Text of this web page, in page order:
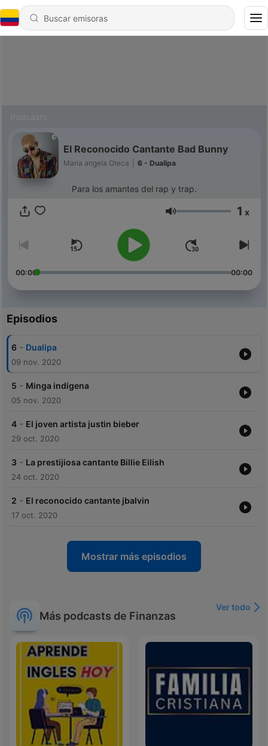
El Reconocido Cantante Bad Bunny
Maria angela Oteca 6 - Dualipa
Para los amantes del rap y trap.
Volumen 1 x
00:00 00:00
Episodios
6 - Dualipa
09 nov. 2020
5 - Minga indígena
05 nov. 2020
4 - El joven artista justin bieber
29 oct. 2020
3 - La prestijiosa cantante Billie Eilish
24 oct. 2020
2 - El reconocido cantante jbalvin
17 oct. 2020
Mostrar más episodios
Más podcasts de Finanzas
Ver todo